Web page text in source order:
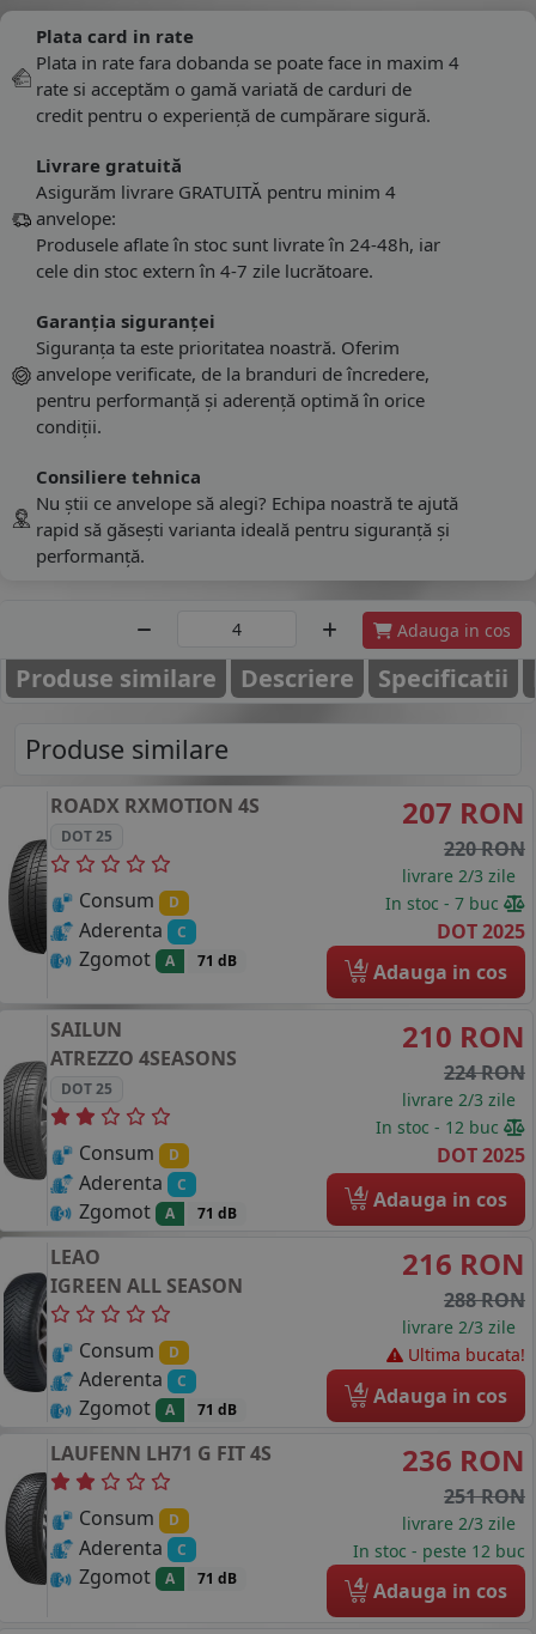
Plata card in rate
Plata in rate fara dobanda se poate face in maxim 4
rate si acceptăm o gamă variată de carduri de
credit pentru o experiență de cumpărare sigură.
Livrare gratuită
Asigurăm livrare GRATUITĂ pentru minim 4
anvelope:
Produsele aflate în stoc sunt livrate în 24-48h, iar
cele din stoc extern în 4-7 zile lucrătoare.
Garanția siguranței
Siguranța ta este prioritatea noastră. Oferim
anvelope verificate, de la branduri de încredere,
pentru performanță și aderență optimă în orice
condiții.
Consiliere tehnica
Nu știi ce anvelope să alegi? Echipa noastră te ajută
rapid să găsești varianta ideală pentru siguranță și
performanță.
Adauga in cos
Produse similare Descriere Specificatii
Produse similare
ROADX RXMOTION 4S
DOT 25
Consum D
Aderenta C
Zgomot A 71 dB
207 RON
220 RON
livrare 2/3 zile
In stoc - 7 buc
DOT 2025
4 Adauga in cos
SAILUN
ATREZZO 4SEASONS
DOT 25
Consum D
Aderenta C
Zgomot A 71 dB
210 RON
224 RON
livrare 2/3 zile
In stoc - 12 buc
DOT 2025
4 Adauga in cos
LEAO
IGREEN ALL SEASON
Consum D
Aderenta C
Zgomot A 71 dB
216 RON
288 RON
livrare 2/3 zile
Ultima bucata!
4 Adauga in cos
LAUFENN LH71 G FIT 4S
Consum D
Aderenta C
Zgomot A 71 dB
236 RON
251 RON
livrare 2/3 zile
In stoc - peste 12 buc
4 Adauga in cos